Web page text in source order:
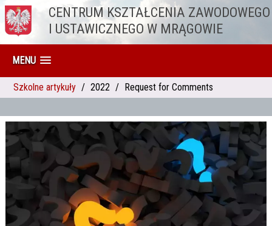
Przejdź do treściCENTRUM KSZTAŁCENIA ZAWODOWEGO
I USTAWICZNEGO W MRĄGOWIE
MENU
Szkolne artykuły 2022 Request for Comments